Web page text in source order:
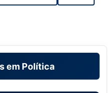
em Política